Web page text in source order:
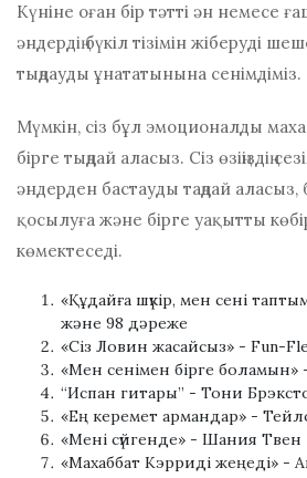
Күніне оған бір тәтті ән немесе
әндердің бүкіл тізімін жіберуді
тыңдауды ұнататынына сенімдіміз.
Мүмкін, сіз бұл эмоционалды
бірге тыңдай аласыз. Сіз өзіңіздің
әндерден бастауды таңдай аласыз,
қосылуға және бірге уақытты
көмектеседі.
«Құдайға шүкір, мен сені
және 98 дәреже
«Сіз Ловин жасайсыз» - Fun-
«Мен сенімен бірге
“Испан гитары” - Тони
«Ең керемет армандар» -
«Мені сүйгенде» - Шания Твен
«Махаббат Кэрриді жеңеді» -